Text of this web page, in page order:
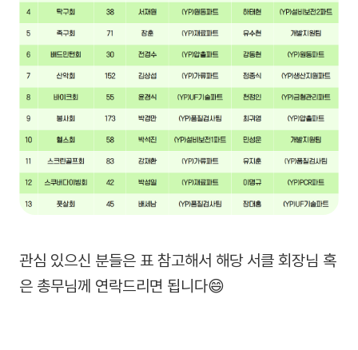
관심 있으신 분들은 표 참고해서 해당 서클 회장님 혹
은 총무님께 연락드리면 됩니다😄